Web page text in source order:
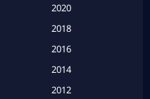
งจากเรื่องจริง(2)
รื่องจริง (20)
รื่องจริง (16)
2020
2018
2016
2014
2012